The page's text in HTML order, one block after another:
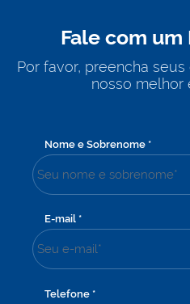
Fale com
Por favor, preencha
nosso melhor
Nome e Sobrenome*
E-mail*
Telefone*